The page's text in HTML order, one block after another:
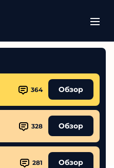
364 Обзор
328 Обзор
281 Обзор